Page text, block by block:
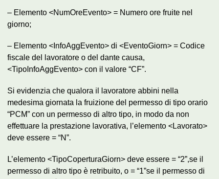
– Elemento <NumOreEvento> = Numero ore fruite nel
giorno;
– Elemento <InfoAggEvento> di <EventoGiorn> = Codice
fiscale del lavoratore o del dante causa,
<TipoInfoAggEvento> con il valore “CF”.
Si evidenzia che qualora il lavoratore abbini nella
medesima giornata la fruizione del permesso di tipo orario
“PCM” con un permesso di altro tipo, in modo da non
effettuare la prestazione lavorativa, l’elemento <Lavorato>
deve essere = “N”.
L’elemento <TipoCoperturaGiorn> deve essere = “2”,se il
permesso di altro tipo è retribuito, o = “1”se il permesso di